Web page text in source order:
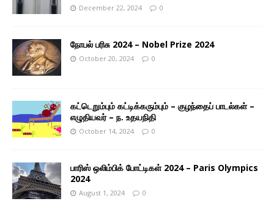
December 22, 2024 0
நோபல் பரிசு 2024 – Nobel Prize 2024
October 20, 2024 0
கட்டெறும்பும் கட்டிக்கரும்பும் – குழந்தைப் பாடல்கள் –
எழுதியவர் – ந. உதயநிதி
October 14, 2024 0
பாரிஸ் ஒலிம்பிக் போட்டிகள் 2024 – Paris Olympics
2024
August 1, 2024 0